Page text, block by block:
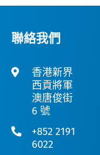
聯絡我們
香港新界
西貢將軍
澳唐俊街
6 號
+852 2191
6022